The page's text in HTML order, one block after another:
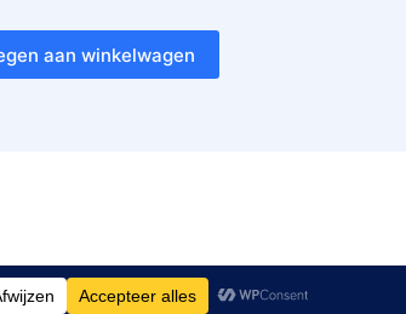
aan winkelwagen
cookies. OK